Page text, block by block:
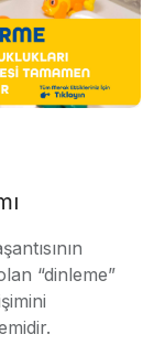
“dinleme”